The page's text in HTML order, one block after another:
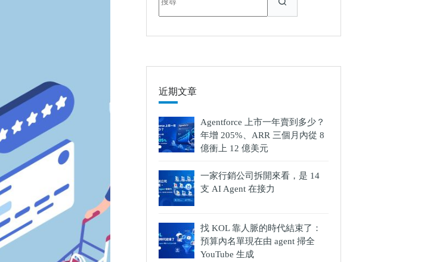
不
到
件
結
果
近期文章
Agentforce 上市一年賣到多少？
年增 205%、ARR 三個月內從 8
億衝上 12 億美元
一家行銷公司拆開來看，是 14
支 AI Agent 在接力
找 KOL 靠人脈的時代結束了：
預算內名單現在由 agent 掃全
YouTube 生成